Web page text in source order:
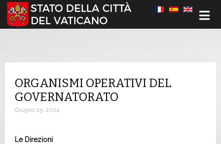
Seleziona la tua lingua
ORGANISMI OPERATIVI DEL
GOVERNATORATO
Giugno 25, 2024
Le Direzioni